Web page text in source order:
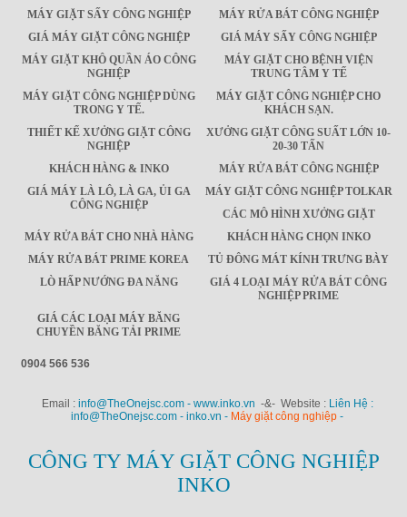
MÁY GIẶT SẤY CÔNG NGHIỆP
MÁY RỬA BÁT CÔNG NGHIỆP
GIÁ MÁY GIẶT CÔNG NGHIỆP
GIÁ MÁY SẤY CÔNG NGHIỆP
MÁY GIẶT KHÔ QUẦN ÁO CÔNG
NGHIỆP
MÁY GIẶT CHO BỆNH VIỆN
TRUNG TÂM Y TẾ
MÁY GIẶT CÔNG NGHIỆP DÙNG
TRONG Y TẾ.
MÁY GIẶT CÔNG NGHIỆP CHO
KHÁCH SẠN.
THIẾT KẾ XƯỞNG GIẶT CÔNG
NGHIỆP
XƯỞNG GIẶT CÔNG SUẤT LỚN 10-
20-30 TẤN
KHÁCH HÀNG & INKO
MÁY RỬA BÁT CÔNG NGHIỆP
GIÁ MÁY LÀ LÔ, LÀ GA, ỦI GA
CÔNG NGHIỆP
MÁY GIẶT CÔNG NGHIỆP TOLKAR
CÁC MÔ HÌNH XƯỞNG GIẶT
MÁY RỬA BÁT CHO NHÀ HÀNG
KHÁCH HÀNG CHỌN INKO
MÁY RỬA BÁT PRIME KOREA
TỦ ĐÔNG MÁT KÍNH TRƯNG BÀY
LÒ HẤP NƯỚNG ĐA NĂNG
GIÁ 4 LOẠI MÁY RỬA BÁT CÔNG
NGHIỆP PRIME
GIÁ CÁC LOẠI MÁY BĂNG
CHUYỀN BĂNG TẢI PRIME
0904 566 536
Email : info@TheOnejsc.com - www.inko.vn -&- Website : Liên Hệ :
info@TheOnejsc.com - inko.vn - Máy giặt công nghiệp -
CÔNG TY MÁY GIẶT CÔNG NGHIỆP
INKO